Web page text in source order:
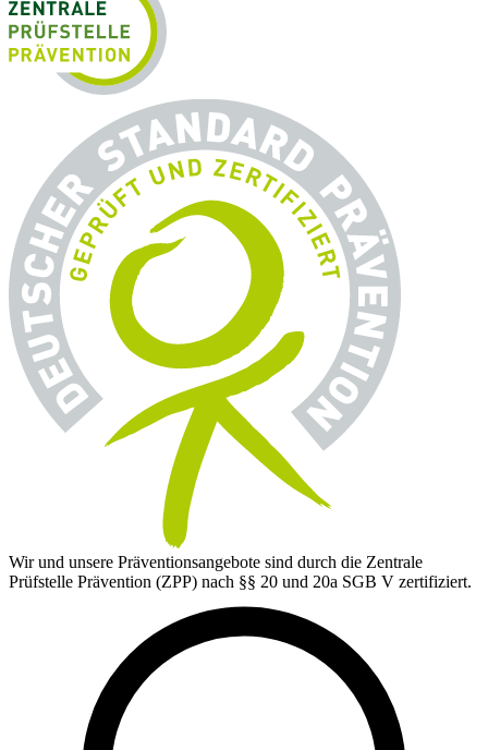
Wir und unsere Präventionsangebote sind durch die Zentrale
Prüfstelle Prävention (ZPP) nach §§ 20 und 20a SGB V zertifiziert.